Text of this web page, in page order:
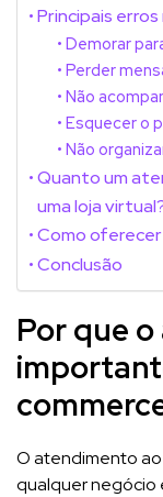
Principais
Demorar
Perder
Não
Esquecer o
Não
Quanto um
uma loja
Como
Conclusão
Por que
O atendimento ao
qualquer negócio